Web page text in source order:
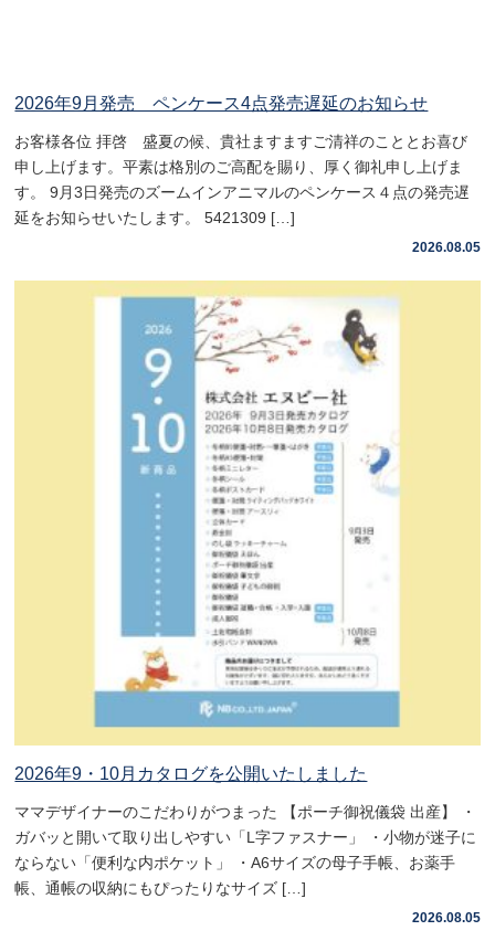
2026年9月発売 ペンケース4点発売遅延のお知らせ
お客様各位 拝啓 盛夏の候、貴社ますますご清祥のこととお喜び
申し上げます。平素は格別のご高配を賜り、厚く御礼申し上げま
す。 9月3日発売のズームインアニマルのペンケース４点の発売遅
延をお知らせいたします。 5421309 […]
2026.08.05
2026年9・10月カタログを公開いたしました
ママデザイナーのこだわりがつまった 【ポーチ御祝儀袋 出産】 ・
ガバッと開いて取り出しやすい「L字ファスナー」 ・小物が迷子に
ならない「便利な内ポケット」 ・A6サイズの母子手帳、お薬手
帳、通帳の収納にもぴったりなサイズ […]
2026.08.05